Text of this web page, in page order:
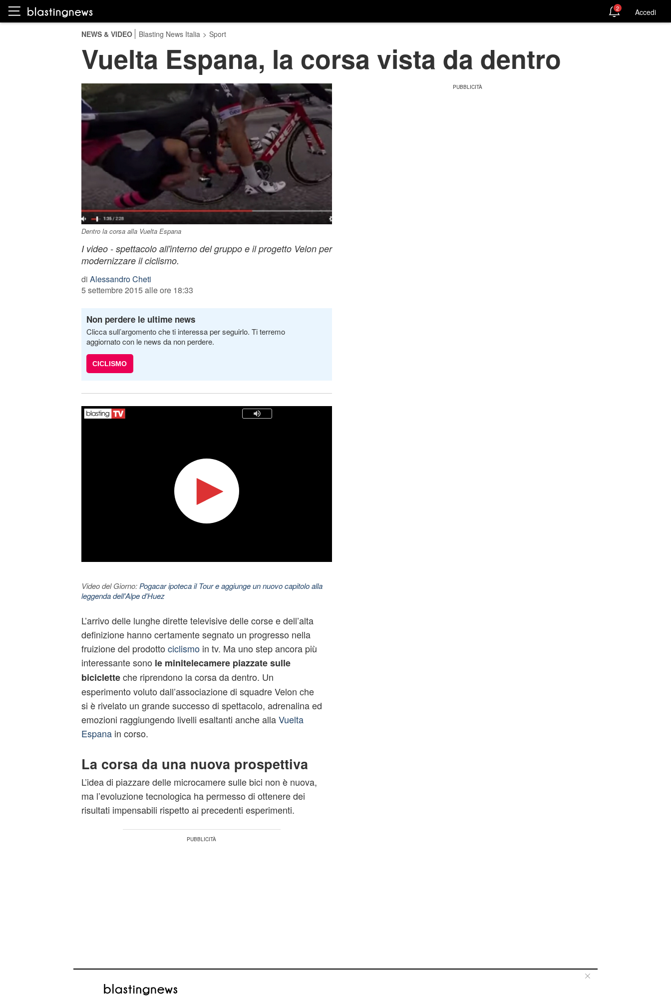
2 Accedi
NEWS & VIDEO Blasting News Italia > Sport
Vuelta Espana, la corsa vista da dentro
Dentro la corsa alla Vuelta Espana
I video - spettacolo all'interno del gruppo e il progetto Velon per
modernizzare il ciclismo.
di Alessandro Cheti
5 settembre 2015 alle ore 18:33
Non perdere le ultime news
Clicca sull’argomento che ti interessa per seguirlo. Ti terremo
aggiornato con le news da non perdere.
CICLISMO
Video del Giorno: Pogacar ipoteca il Tour e aggiunge un nuovo capitolo alla
leggenda dell'Alpe d'Huez
L’arrivo delle lunghe dirette televisive delle corse e dell’alta
definizione hanno certamente segnato un progresso nella
fruizione del prodotto ciclismoin tv. Ma uno step ancora più
interessante sono le minitelecamere piazzate sulle
bicicletteche riprendono la corsa da dentro. Un
esperimento voluto dall’associazione di squadre Velon che
si è rivelato un grande successo di spettacolo, adrenalina ed
emozioni raggiungendo livelli esaltanti anche allaVuelta
Espanain corso.
La corsa da una nuova prospettiva
L’idea di piazzare delle microcamere sulle bici non è nuova,
ma l’evoluzione tecnologica ha permesso di ottenere dei
risultati impensabili rispetto ai precedenti esperimenti.